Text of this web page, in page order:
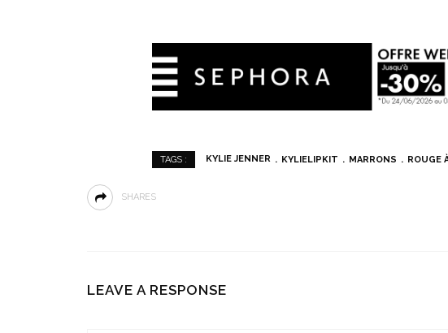
TAGS : KYLIE JENNER KYLIELIPKIT MARRONS ROUGE
SHARES
LEAVE A RESPONSE